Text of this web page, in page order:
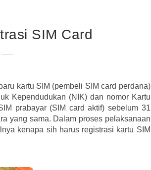
SIM Card
kartu SIM (pembeli SIM card perdana)
Kependudukan (NIK) dan nomor Kartu
prabayar (SIM card aktif) sebelum 31
yang sama. Dalam proses pelaksanaan
kenapa sih harus registrasi kartu SIM